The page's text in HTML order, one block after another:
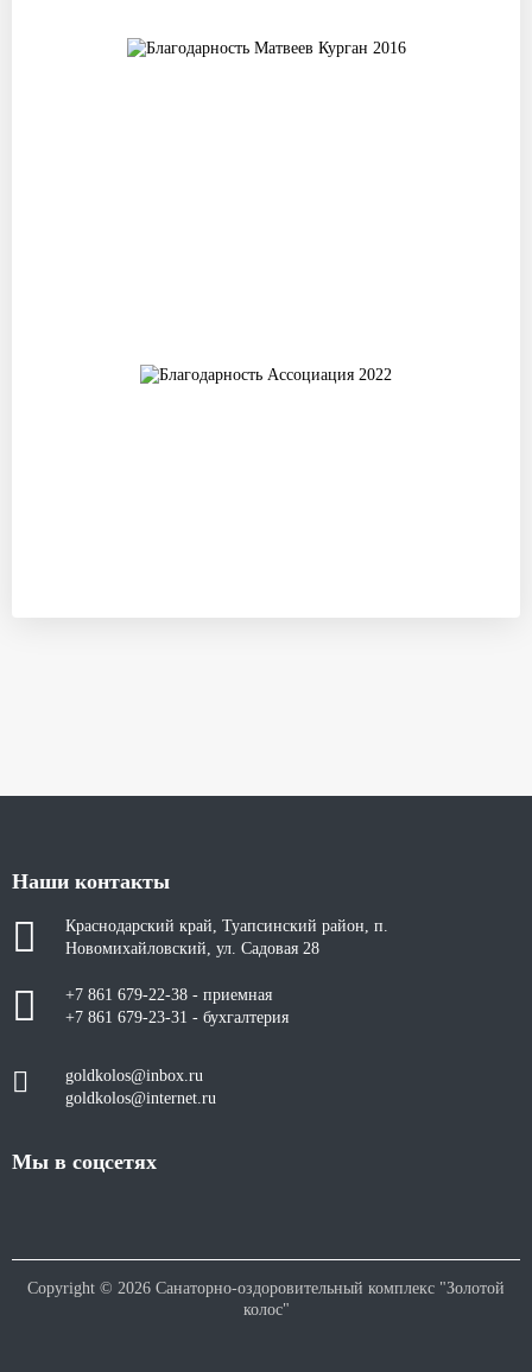
Наши контакты
Краснодарский край, Туапсинский район, п.
Новомихайловский, ул. Садовая 28
+7 861 679-22-38 - приемная
+7 861 679-23-31 - бухгалтерия
goldkolos@inbox.ru
goldkolos@internet.ru
Мы в соцсетях
Copyright © 2026 Санаторно-оздоровительный комплекс "Золотой
колос"